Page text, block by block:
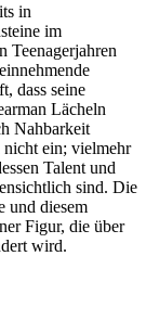
in
im
Teenagerjahren
dass seine
Lächeln
Nahbarkeit
nicht ein; vielmehr
Talent und
sind. Die
und diesem
Figur, die über
wird.